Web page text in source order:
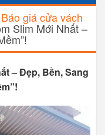
Báo giá cửa vách
Slim Mới Nhất –
– Đẹp, Bền, Sang